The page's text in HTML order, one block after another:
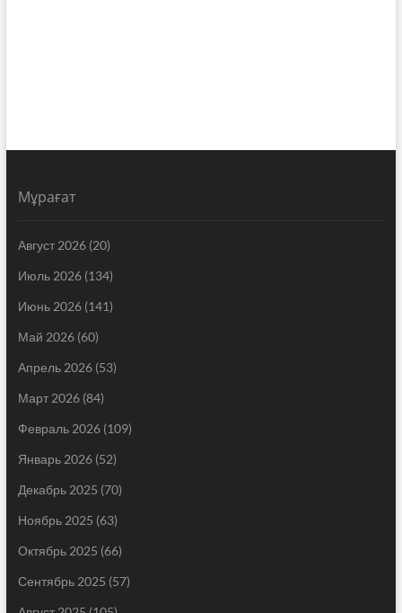
Мұрағат
Август 2026(20)
Июль 2026(134)
Июнь 2026(141)
Май 2026(60)
Апрель 2026(53)
Март 2026(84)
Февраль 2026(109)
Январь 2026(52)
Декабрь 2025 (70)
Ноябрь 2025 (63)
Октябрь 2025 (66)
Сентябрь 2025 (57)